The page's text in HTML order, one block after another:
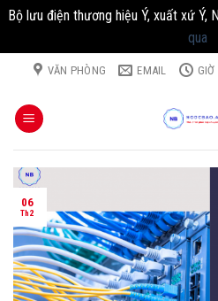
Bộ lưu điện thương hiệu Ý, xuất xứ Ý,
qua
Chuyển
dung
VĂN PHÒNG EMAIL
06
Th2